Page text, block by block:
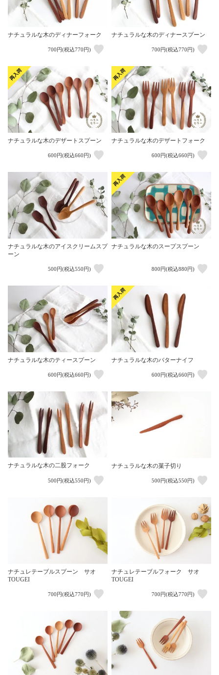
ナチュラルな木のディナーフォーク
700円(税込770円)
ナチュラルな木のディナースプーン
700円(税込770円)
ナチュラルな木のデザートスプーン
600円(税込660円)
ナチュラルな木のデザートフォーク
600円(税込660円)
ナチュラルな木のアイスクリームスプ
ーン
500円(税込550円)
ナチュラルな木のスープスプーン
800円(税込880円)
ナチュラルな木のティースプーン
600円(税込660円)
ナチュラルな木のバターナイフ
600円(税込660円)
ナチュラルな木の二股フォーク
500円(税込550円)
ナチュラルな木の菓子切り
500円(税込550円)
ナチュレテーブルスプーン サオ
TOUGEI
700円(税込770円)
ナチュレテーブルフォーク サオ
TOUGEI
700円(税込770円)